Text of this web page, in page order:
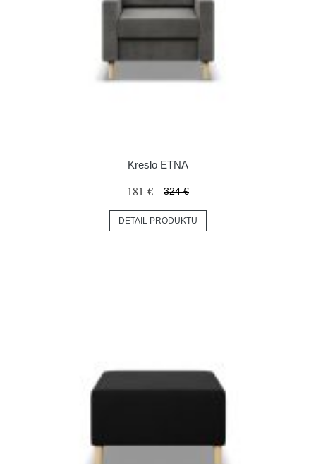
Kreslo ETNA
181 € 324 €
DETAIL PRODUKTU